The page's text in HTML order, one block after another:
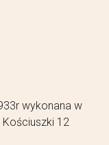
wykonana w
Kościuszki 12